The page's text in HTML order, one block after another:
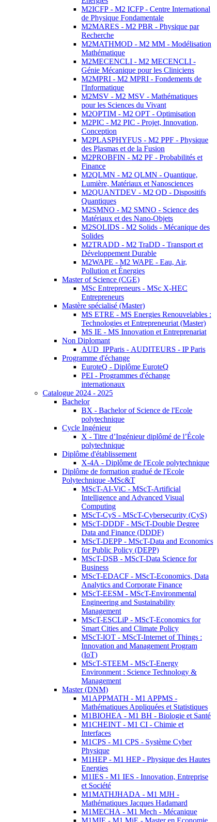
M2ICFP - M2 ICFP - Centre International
de Physique Fondamentale
M2MARES - M2 PBR - Physique par
Recherche
M2MATHMOD - M2 MM - Modélisation
Mathématique
M2MECENCLI - M2 MECENCLI -
Génie Mécanique pour les Cliniciens
M2MPRI - M2 MPRI - Fondements de
l'Informatique
M2MSV - M2 MSV - Mathématiques
pour les Sciences du Vivant
M2OPTIM - M2 OPT - Optimisation
M2PIC - M2 PIC - Projet, Innovation,
Conception
M2PLASPHYFUS - M2 PPF - Physique
des Plasmas et de la Fusion
M2PROBFIN - M2 PF - Probabilités et
Finance
M2QLMN - M2 QLMN - Quantique,
Lumière, Matériaux et Nanosciences
M2QUANTDEV - M2 QD - Dispositifs
Quantiques
M2SMNO - M2 SMNO - Science des
Matériaux et des Nano-Objets
M2SOLIDS - M2 Solids - Mécanique des
Solides
M2TRADD - M2 TraDD - Transport et
Développement Durable
M2WAPE - M2 WAPE - Eau, Air,
Pollution et Énergies
Master of Science (CGE)
MSc Entrepreneurs - MSc X-HEC
Entrepreneurs
Mastère spécialisé (Master)
MS ETRE - MS Energies Renouvelables :
Technologies et Entrepreneuriat (Master)
MS IE - MS Innovation et Entreprenariat
Non Diplomant
AUD_IPParis - AUDITEURS - IP Paris
Programme d'échange
EuroteQ - Diplôme EuroteQ
PEI - Programmes d'échange
internationaux
Catalogue 2024 - 2025
Bachelor
BX - Bachelor of Science de l'Ecole
polytechnique
Cycle Ingénieur
X - Titre d’Ingénieur diplômé de l’École
polytechnique
Diplôme d'établissement
X-4A - Diplôme de l'Ecole polytechnique
Diplôme de formation gradué de l'Ecole
Polytechnique -MSc&T
MScT-AI-ViC - MScT-Artificial
Intelligence and Advanced Visual
Computing
MScT-CyS - MScT-Cybersecurity (CyS)
MScT-DDDF - MScT-Double Degree
Data and Finance (DDDF)
MScT-DEPP - MScT-Data and Economics
for Public Policy (DEPP)
MScT-DSB - MScT-Data Science for
Business
MScT-EDACF - MScT-Economics, Data
Analytics and Corporate Finance
MScT-EESM - MScT-Environmental
Engineering and Sustainability
Management
MScT-ESCLiP - MScT-Economics for
Smart Cities and Climate Policy
MScT-IOT - MScT-Internet of Things :
Innovation and Management Program
(IoT)
MScT-STEEM - MScT-Energy
Environment : Science Technology &
Management
Master (DNM)
M1APPMATH - M1 APPMS -
Mathématiques Appliquées et Statistiques
M1BIOHEA - M1 BH - Biologie et Santé
M1CHEINT - M1 CI - Chimie et
Interfaces
M1CPS - M1 CPS - Système Cyber
Physique
M1HEP - M1 HEP - Physique des Hautes
Energies
M1IES - M1 IES - Innovation, Entreprise
et Société
M1MATHJHADA - M1 MJH -
Mathématiques Jacques Hadamard
M1MECHA - M1 Mech - Mécanique
M1MIE - M1 MiE - Master en Economie